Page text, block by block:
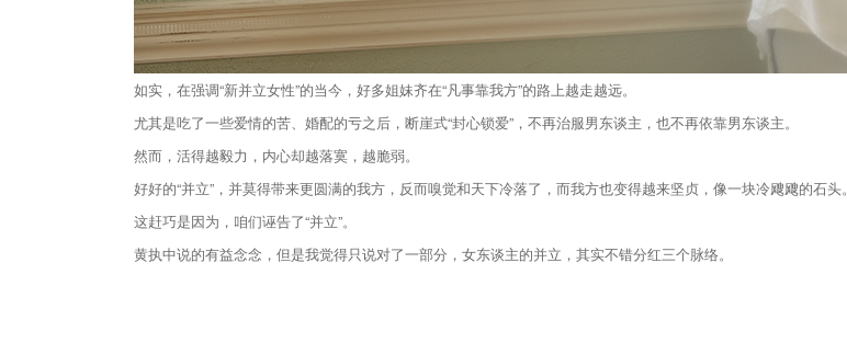
如实，在强调“新并立女性”的当今，好多姐妹齐在“凡事靠我方”的路上越走越远。
尤其是吃了一些爱情的苦、婚配的亏之后，断崖式“封心锁爱”，不再治服男东谈主，也不再依靠男东谈主。
然而，活得越毅力，内心却越落寞，越脆弱。
好好的“并立”，并莫得带来更圆满的我方，反而嗅觉和天下冷落了，而我方也变得越来坚贞，像一块冷飕飕的石头。
这赶巧是因为，咱们诬告了“并立”。
黄执中说的有益念念，但是我觉得只说对了一部分，女东谈主的并立，其实不错分红三个脉络。